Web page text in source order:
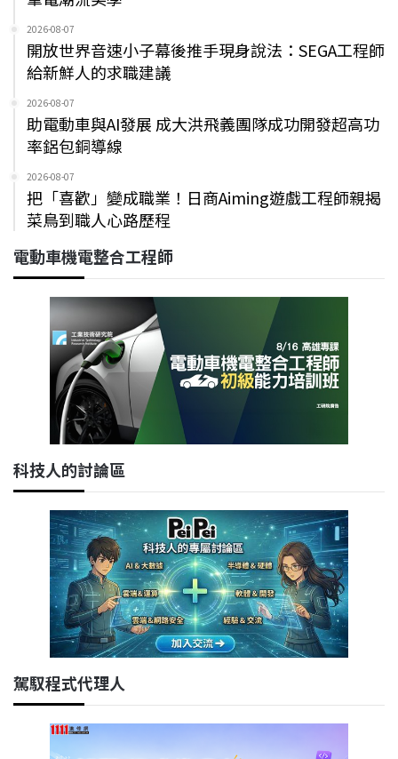
2026-08-07
開放世界音速小子幕後推手現身說法：SEGA工程師
給新鮮人的求職建議
2026-08-07
助電動車與AI發展 成大洪飛義團隊成功開發超高功
率鋁包銅導線
2026-08-07
把「喜歡」變成職業！日商Aiming遊戲工程師親揭
菜鳥到職人心路歷程
電動車機電整合工程師
科技人的討論區
駕馭程式代理人